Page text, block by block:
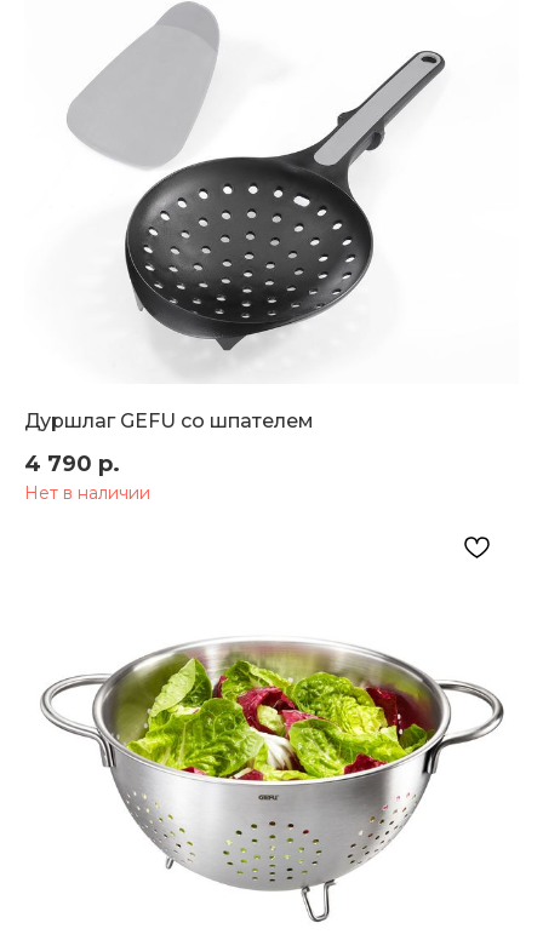
Дуршлаг GEFU со шпателем
4 790 р.
Нет в наличии